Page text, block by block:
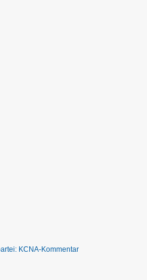
KCNA-Kommentar